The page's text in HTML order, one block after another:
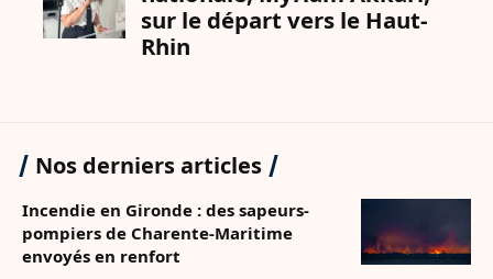
Nos derniers articles
Incendie en Gironde : des sapeurs-
pompiers de Charente-Maritime
envoyés en renfort